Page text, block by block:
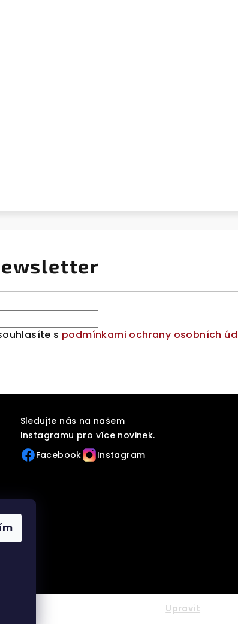
s podmínkami ochrany osobních
Sledujte nás na našem
Instagramu pro více novinek.
Facebook
Instagram
Upravit